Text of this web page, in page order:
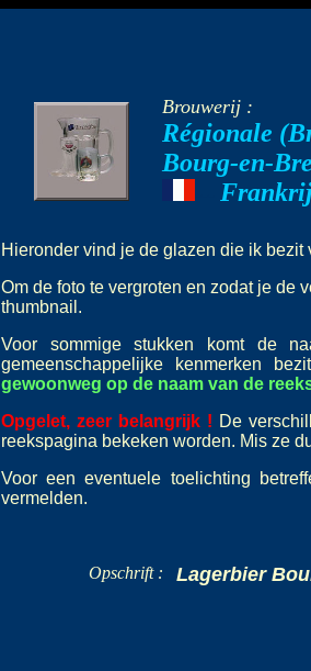
Brouwerij :
Régionale
Bourg-en-
Hieronder vind je de glazen die ik
Om de foto te vergroten en zodat je de
thumbnail.
Voor sommige stukken komt de
gemeenschappelijke kenmerken
gewoonweg op de naam van de
Opgelet, zeer belangrijk ! De
reekspagina bekeken worden. Mis ze
Voor een eventuele toelichting
vermelden.
Opschrift : Lagerbier